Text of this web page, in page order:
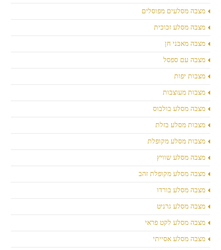
מצבה מסלעים מפוסלים
מצבה מסלע זכוכית
מצבה מאבני חן
מצבה עם ספסל
מצבות יפות
מצבות מעוצבות
מצבה מסלע בולבוס
מצבות מסלע בזלת
מצבות מסלע מקופלת
מצבה מסלע שוויץ
מצבה מסלע מקופלת זהב
מצבה מסלע בורדו
מצבה מסלע גרניט
מצבה מסלע לקט פראי
מצבה מסלע אסייתי